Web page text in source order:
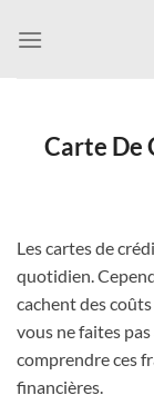
Carte De
Les cartes de
quotidien.
cachent des
vous ne faites
comprendre ces
financières.